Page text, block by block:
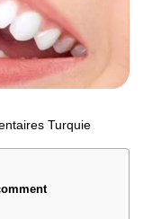
Turquie